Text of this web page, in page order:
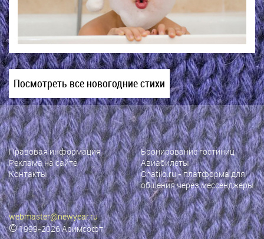
Посмотреть все новогодние стихи
Правовая информация
Реклама на сайте
Контакты
Бронирование гостиниц
Авиабилеты
Chatilo.ru- платформа для
общения через мессенджеры
webmaster@newyear.ru
©1999-2026Аримсофт